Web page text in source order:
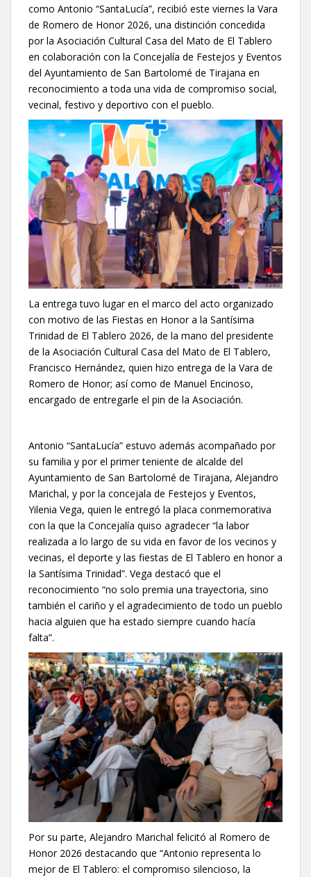
como Antonio “SantaLucía”, recibió este viernes la Vara
de Romero de Honor 2026, una distinción concedida
por la Asociación Cultural Casa del Mato de El Tablero
en colaboración con la Concejalía de Festejos y Eventos
del Ayuntamiento de San Bartolomé de Tirajana en
reconocimiento a toda una vida de compromiso social,
vecinal, festivo y deportivo con el pueblo.
La entrega tuvo lugar en el marco del acto organizado
con motivo de las Fiestas en Honor a la Santísima
Trinidad de El Tablero 2026, de la mano del presidente
de la Asociación Cultural Casa del Mato de El Tablero,
Francisco Hernández, quien hizo entrega de la Vara de
Romero de Honor; así como de Manuel Encinoso,
encargado de entregarle el pin de la Asociación.
Antonio “SantaLucía” estuvo además acompañado por
su familia y por el primer teniente de alcalde del
Ayuntamiento de San Bartolomé de Tirajana, Alejandro
Marichal, y por la concejala de Festejos y Eventos,
Yilenia Vega, quien le entregó la placa conmemorativa
con la que la Concejalía quiso agradecer “la labor
realizada a lo largo de su vida en favor de los vecinos y
vecinas, el deporte y las fiestas de El Tablero en honor a
la Santísima Trinidad”. Vega destacó que el
reconocimiento “no solo premia una trayectoria, sino
también el cariño y el agradecimiento de todo un pueblo
hacia alguien que ha estado siempre cuando hacía
falta”.
Por su parte, Alejandro Marichal felicitó al Romero de
Honor 2026 destacando que “Antonio representa lo
mejor de El Tablero: el compromiso silencioso, la